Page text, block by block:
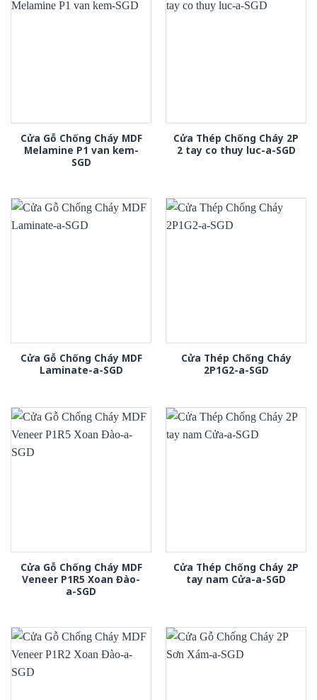
Cửa Gỗ Chống Cháy MDF
Melamine P1 van kem-
SGD
Cửa Thép Chống Cháy 2P
2 tay co thuy luc-a-SGD
Cửa Gỗ Chống Cháy MDF
Laminate-a-SGD
Cửa Thép Chống Cháy
2P1G2-a-SGD
Cửa Gỗ Chống Cháy MDF
Veneer P1R5 Xoan Đào-
a-SGD
Cửa Thép Chống Cháy 2P
tay nam Cửa-a-SGD